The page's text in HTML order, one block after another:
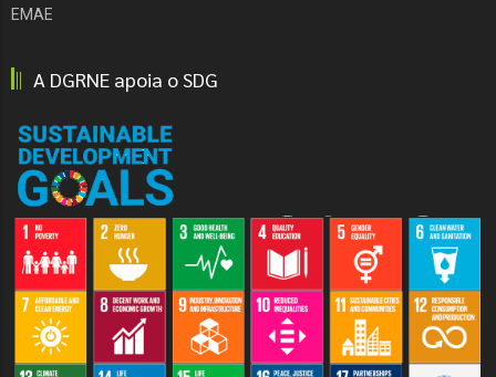
EMAE
A DGRNE apoia o SDG